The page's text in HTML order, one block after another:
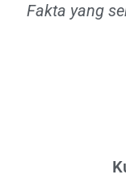
Fakta yang